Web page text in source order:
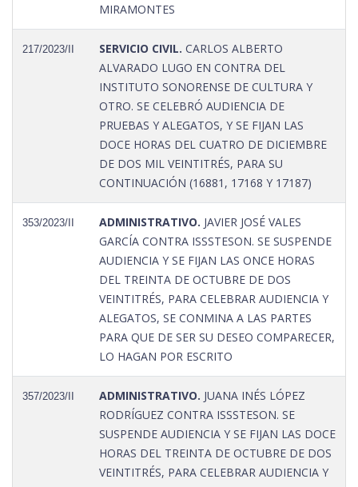
MIRAMONTES
217/2023/II SERVICIO CIVIL. CARLOS ALBERTO
ALVARADO LUGO EN CONTRA DEL
INSTITUTO SONORENSE DE CULTURA Y
OTRO. SE CELEBRÓ AUDIENCIA DE
PRUEBAS Y ALEGATOS, Y SE FIJAN LAS
DOCE HORAS DEL CUATRO DE DICIEMBRE
DE DOS MIL VEINTITRÉS, PARA SU
CONTINUACIÓN (16881, 17168 Y 17187)
353/2023/II ADMINISTRATIVO. JAVIER JOSÉ VALES
GARCÍA CONTRA ISSSTESON. SE SUSPENDE
AUDIENCIA Y SE FIJAN LAS ONCE HORAS
DEL TREINTA DE OCTUBRE DE DOS
VEINTITRÉS, PARA CELEBRAR AUDIENCIA Y
ALEGATOS, SE CONMINA A LAS PARTES
PARA QUE DE SER SU DESEO COMPARECER,
LO HAGAN POR ESCRITO
357/2023/II ADMINISTRATIVO. JUANA INÉS LÓPEZ
RODRÍGUEZ CONTRA ISSSTESON. SE
SUSPENDE AUDIENCIA Y SE FIJAN LAS DOCE
HORAS DEL TREINTA DE OCTUBRE DE DOS
VEINTITRÉS, PARA CELEBRAR AUDIENCIA Y